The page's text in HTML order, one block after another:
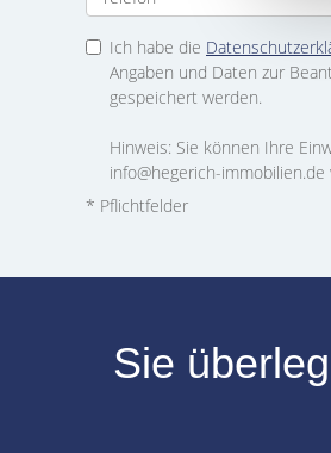
Ich habe die
Angaben und Daten zur
gespeichert werden.
Hinweis: Sie können Ihre
info@hegerich-
* Pflichtfelder
Sie